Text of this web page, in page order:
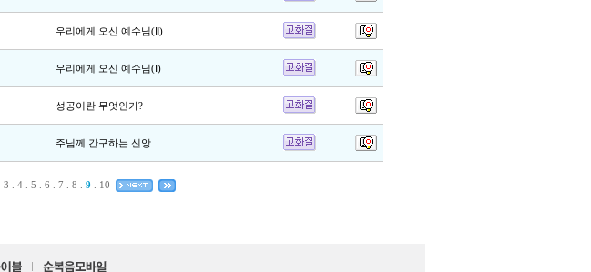
우리에게 오신 예수님(Ⅱ)
우리에게 오신 예수님(Ⅰ)
성공이란 무엇인가?
주님께 간구하는 신앙
3 4 5 6 7 8 9 10